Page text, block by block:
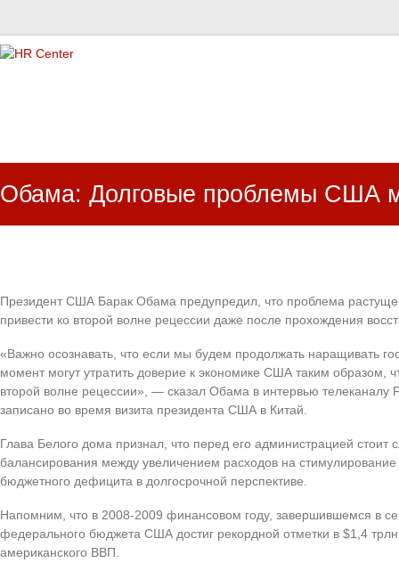
Обама: Долговые проблемы США
Президент США Барак Обама предупредил, что проблема
привести ко второй волне рецессии даже после прохождения
«Важно осознавать, что если мы будем продолжать наращивать
момент могут утратить доверие к экономике США таким образом,
второй волне рецессии», — сказал Обама в интервью телеканалу
записано во время визита президента США в Китай.
Глава Белого дома признал, что перед его администрацией стоит
балансирования между увеличением расходов на
бюджетного дефицита в долгосрочной перспективе.
Напомним, что в 2008-2009 финансовом году, завершившемся в
федерального бюджета США достиг рекордной отметки в $1,4
американского ВВП.